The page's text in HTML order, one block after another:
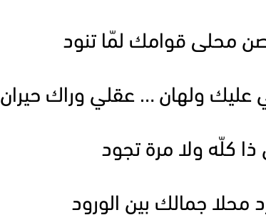
محلى قوامك لمّا تنود
عليك ولهان … عقلي وراك حيران
ذا كلّه ولا مرة تجود
محلا جمالك بين الورود